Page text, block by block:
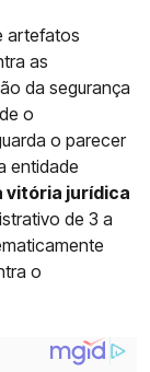
artefatos
as
da segurança
o
o parecer
entidade
vitória jurídica
de 3 a
o